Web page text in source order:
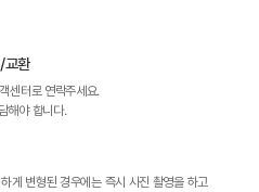
교환
센터로 연락주세요.
해야 합니다.
게 변형된 경우에는 즉시 사진 촬영을 하고